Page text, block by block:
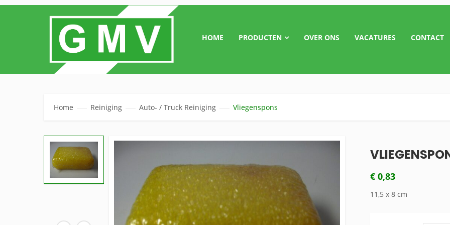
HOME PRODUCTEN OVER ONS VACATURES CONTACT
Home Reiniging Auto- / Truck Reiniging Vliegenspons
€ 0,83
11,5 x 8 cm